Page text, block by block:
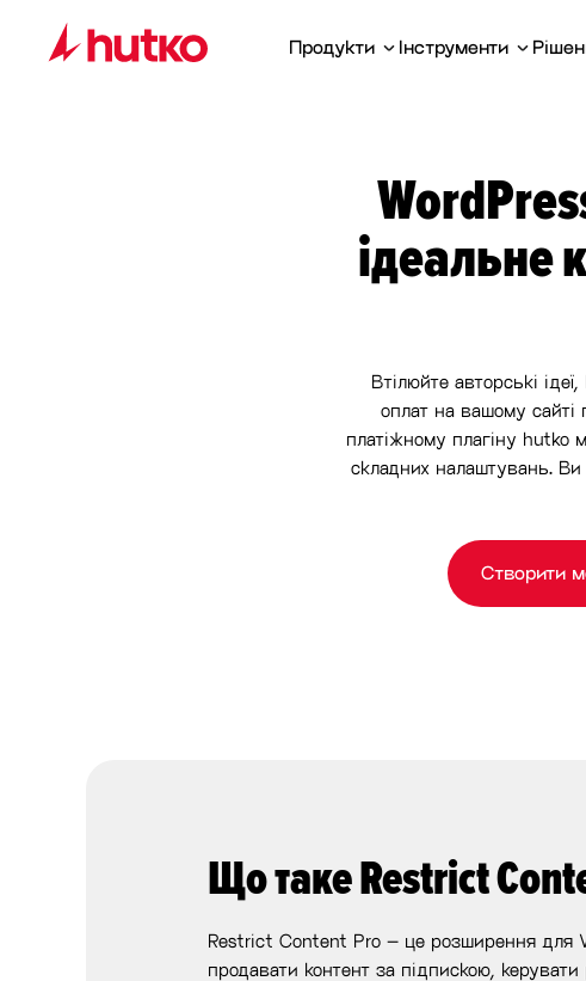
Продукти Інструменти
ідеальне
Втілюйте авторські
оплат на вашому
платіжному плагіну hutko
складних налаштувань. Ви
Створити
Що таке Restrict
Restrict Content Pro – це розширення для
продавати контент за підпискою,